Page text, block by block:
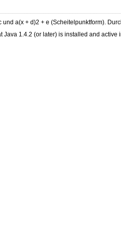
a(x + d)2 + e (Scheitelpunktform).
Java 1.4.2 (or later) is installed and active